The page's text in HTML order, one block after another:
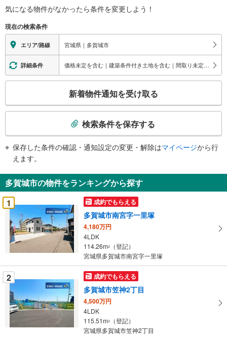
気になる物件がなかったら条件を変更しよう！
現在の検索条件
エリア/路線 宮城県｜多賀城市
詳細条件 価格未定を含む｜建築条件付き土地を含む｜間取り未定を含む｜吹き抜け
検
知
を
受
け
取
る
・
条
件
を
マ
イ
ペ
新着物件通知を受け取る
検索条件を保存する
保存した条件の確認・通知設定の変更・解除はマイページから行
えます。
多賀城市の物件をランキングから探す
1
成約でもらえる
多賀城市南宮字一里塚
4,180万円
4LDK
114.26m2
（登記）
宮城県多賀城市南宮字一里塚
2 成約でもらえる
多賀城市笠神2丁目
4,500万円
4LDK
115.51m2
（登記）
宮城県多賀城市笠神2丁目